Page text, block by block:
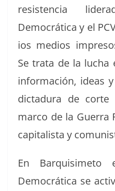
resisten­cia
Democráti­ca y el
ios medios
Se tra­ta de la lucha
infor­ma­ción, ideas
dic­tadu­ra de corte
mar­co de la Guer­ra
cap­i­tal­ista y
En Bar­quisime­to
Democráti­ca se